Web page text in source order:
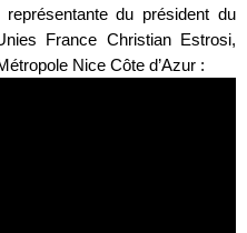
du président du
France Christian Estrosi,
Nice Côte d’Azur :